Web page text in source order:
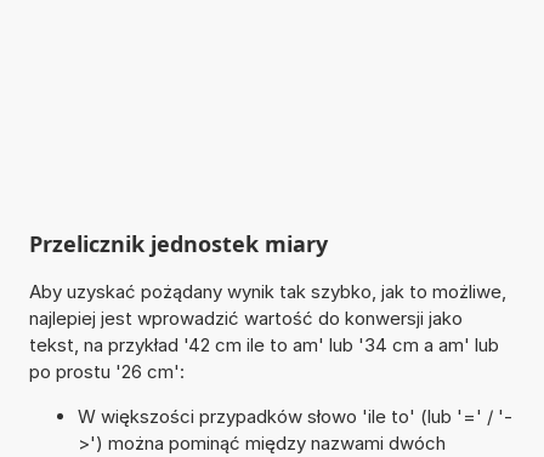
Przelicznik jednostek miary
Aby uzyskać pożądany wynik tak szybko, jak to możliwe,
najlepiej jest wprowadzić wartość do konwersji jako
tekst, na przykład '42 cm ile to am' lub '34 cm a am' lub
po prostu '26 cm':
W większości przypadków słowo 'ile to' (lub '=' / '-
>') można pominąć między nazwami dwóch